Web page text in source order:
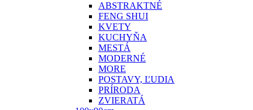
ABSTRAKTNÉ
FENG SHUI
KVETY
KUCHYŇA
MESTÁ
MODERNÉ
MORE
POSTAVY, ĽUDIA
PRÍRODA
ZVIERATÁ